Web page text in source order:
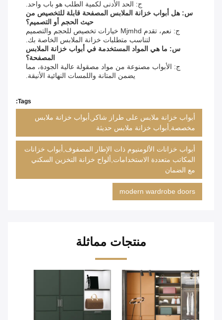
ج: الحد الأدنى لكمية الطلب هو باب واحد.
س: هل أبواب خزانة الملابس المصفحة قابلة للتخصيص من
حيث الحجم أو التصميم؟
ج: نعم، تقدم Mjmhd خيارات تخصيص للحجم والتصميم
لتناسب متطلبات خزانة الملابس الخاصة بك.
س: ما هي المواد المستخدمة في أبواب خزانة الملابس
المصفحة؟
ج: الأبواب مصنوعة من مواد مصقولة عالية الجودة، مما
يضمن المتانة واللمسات النهائية الأنيقة.
Tags:
أبواب خزانة ملابس على طراز شاكر,أبواب خزانة ملابس
مخصصة,أبواب خزانة ملابس حديثة
أبواب خزانات الألومنيوم ذات الإطار المصفوف,أبواب خزانات
المكاتب متعددة الاستخدامات,ألواح خزانة التخزين السكني
مع الضمان
modern wardrobe doors
منتجات مماثلة